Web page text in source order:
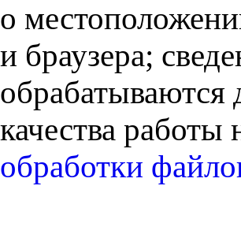
о
и браузера;
обрабатываются
качества работы
обработки